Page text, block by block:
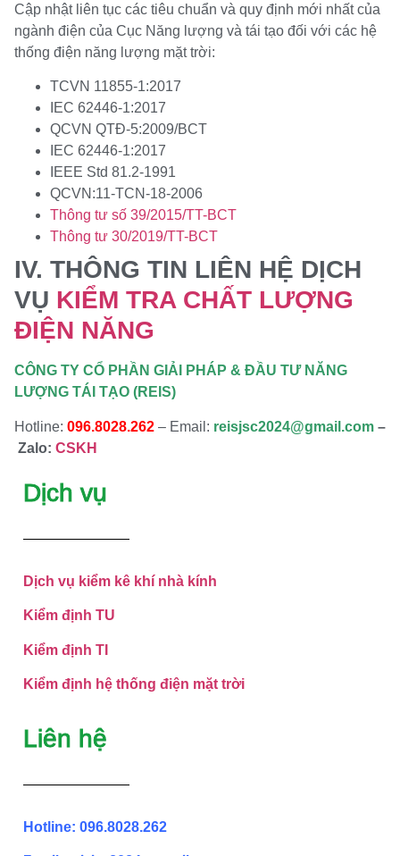
Cập nhật liên tục các tiêu chuẩn và quy định mới nhất của
ngành điện của Cục Năng lượng và tái tạo đối với các hệ
thống điện năng lượng mặt trời:
TCVN 11855-1:2017
IEC 62446-1:2017
QCVN QTĐ-5:2009/BCT
IEC 62446-1:2017
IEEE Std 81.2-1991
QCVN:11-TCN-18-2006
Thông tư số 39/2015/TT-BCT
Thông tư 30/2019/TT-BCT
IV. THÔNG TIN LIÊN HỆ DỊCH
VỤ KIỂM TRA CHẤT LƯỢNG
ĐIỆN NĂNG
CÔNG TY CỔ PHẦN GIẢI PHÁP & ĐẦU TƯ NĂNG
LƯỢNG TÁI TẠO (REIS)
Hotline: 096.8028.262 – Email: reisjsc2024@gmail.com –
Zalo: CSKH
Dịch vụ
Dịch vụ kiểm kê khí nhà kính
Kiểm định TU
Kiểm định TI
Kiểm định hệ thống điện mặt trời
Liên hệ
Hotline: 096.8028.262